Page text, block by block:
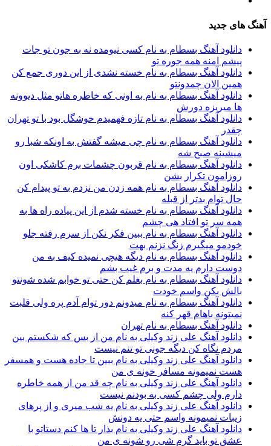
روزه ساخت!
آهنگ های جدید
دانلود آهنگ بسطام به نام کسی نیومده نه به جون تو جات
پیشم امنه همه جوره تو
دانلود آهنگ بسطام به نام خسته نشدی از این دوری جمع کن
همین الان چمدونتو
دانلود آهنگ بسطام به نام به اونی که خاطره هاتو مثل دیوونه
ها میریزه دورش
دانلود آهنگ بسطام به نام تازه فهمیدم خوشگل بود با تو تهران
چقدر
دانلود آهنگ بسطام به نام چی میشه گفتش به اونکه شبا رو
میشینه صبح شه
دانلود آهنگ بسطام به نام قربون چشمات برم کاشکی اون
روزامون تکرار بشن
دانلود آهنگ بسطام به نام همه زدن من نزدم به تو پیدام کن
حال توام بدتر از قبله
دانلود آهنگ بسطام به نام خسته شدم از این پیاده راه ها به
همه سر تو افتاد هی چشم
دانلود آهنگ بسطام به نام ببین فکر نکن از سرم رفته جلو
خودمو میگیرم زنگ نزنم بهت
دانلود آهنگ بسطام به نام دیگه هیچی نمیده کیف به من
دوست دارم یه مدت و برم غیب بشم
دانلود آهنگ بسطام به نام بغلم کن حتی تو خوابم شده شونتو
بالش بکن واسم خودت
دانلود آهنگ بسطام به نام میدونم دور توام آدم پره ولی قلبت
نمیتونه باهام قهر کنه
دانلود آهنگ بسطام به نام تهران
دانلود آهنگ علی زند وکیلی به نام من از بس كه شكستم بین
مردم نگاه كن دیگه جونى تو تنم نیست
دانلود آهنگ علی زند وکیلی به نام ببین تا جاده هست و همسفر
هست نمیمونه مسافر خونه ی من
دانلود آهنگ علی زند وکیلی به نام چه قد من از همه خاطره
دارم ولی چشم كسی به بودنم نیست
دانلود آهنگ علی زند وکیلی به نام یه شب میرى و از پرهای
زيبات نمیمونه واسم حتی یه دونش
دانلود آهنگ علی زند وکیلی به نام بذار تا ها كنم دستاتو با
عشق تو باید گرم شی رو شونه ى من